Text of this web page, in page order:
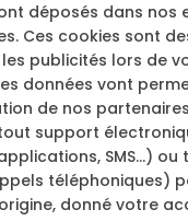
déposés dans nos
Ces cookies sont
publicités lors de
données vont
de nos
support
SMS…) ou
téléphoniques)
donné votre